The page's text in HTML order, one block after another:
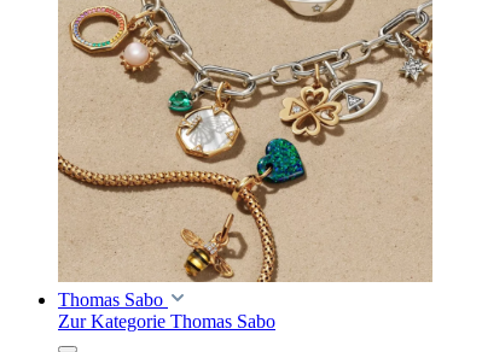
Thomas Sabo
Zur Kategorie Thomas Sabo